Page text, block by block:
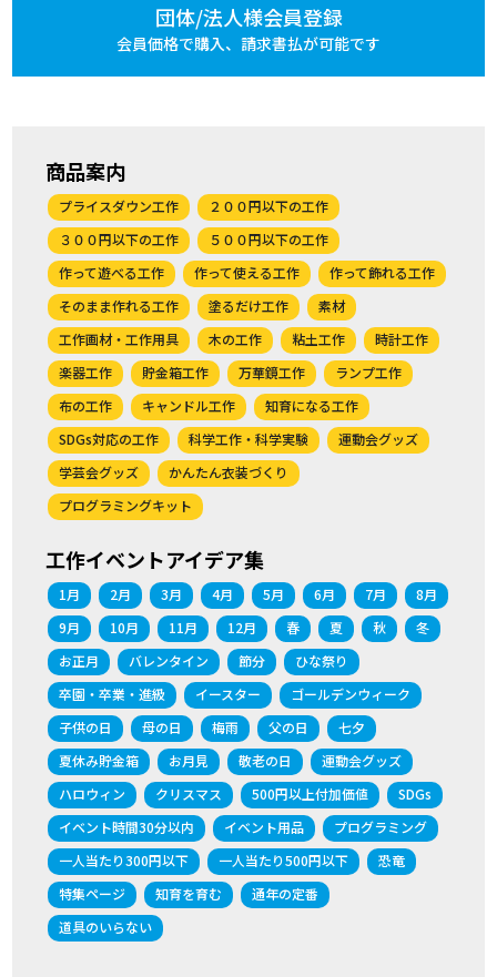
団体/法人様会員登録
会員価格で購入、 請求書払が可能です
商品案内
プライスダウン工作
２００円以下の工作
３００円以下の工作
５００円以下の工作
作って遊べる工作
作って使える工作
作って飾れる工作
そのまま作れる工作
塗るだけ工作
素材
工作画材・工作用具
木の工作 粘土工作
時計工作
楽器工作
貯金箱工作 万華鏡工作
ランプ工作
布の工作
キャンドル工作
知育になる工作
SDGs対応の工作
科学工作・科学実験
運動会グッズ
学芸会グッズ
かんたん衣装づくり
プログラミングキット
工作イベントアイデア集
1月 2月 3月 4月 5月 6月 7月
8月
9月
10月 11月 12月 春 夏 秋
冬
お正月
バレンタイン 節分
ひな祭り
卒園・卒業・進級
イースター
ゴールデンウィーク
子供の日
母の日 梅雨 父の日
七夕
夏休み貯金箱
お月見 敬老の日
運動会グッズ
ハロウィン
クリスマス 500円以上付加価値
SDGs
イベント時間30分以内
イベント用品
プログラミング
一人当たり300円以下
一人当たり500円以下
恐竜
特集ページ
知育を育む
通年の定番
道具のいらない